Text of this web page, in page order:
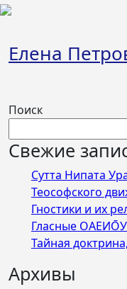
Перейти
Елена
Поиск
Свежие
Сутта Нипата
Теософского
Гностики и их
Гласные
Тайная
Архивы